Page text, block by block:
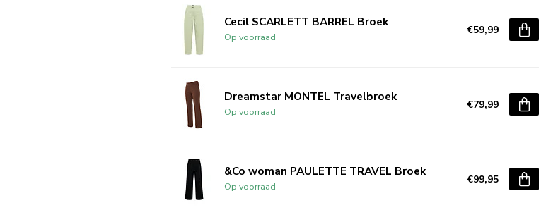
Cecil SCARLETT BARREL Broek
Op voorraad
€59,99
Dreamstar MONTEL Travelbroek
Op voorraad
€79,99
&Co woman PAULETTE TRAVEL Broek
Op voorraad
€99,95